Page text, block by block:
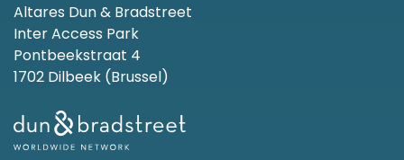
Altares Dun & Bradstreet
Inter Access Park
Pontbeekstraat 4
1702 Dilbeek (Brussel)